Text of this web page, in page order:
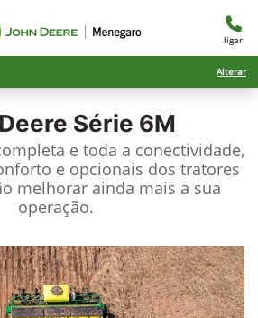
ligar
Alterar
Série 6M
e toda a conectividade,
e opcionais dos tratores
melhorar ainda mais a sua
operação.